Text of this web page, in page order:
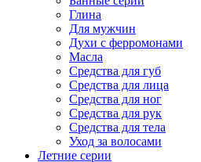
Глина
Для мужчин
Духи с ферромонами
Масла
Средства для губ
Средства для лица
Средства для ног
Средства для рук
Средства для тела
Уход за волосами
Летние серии